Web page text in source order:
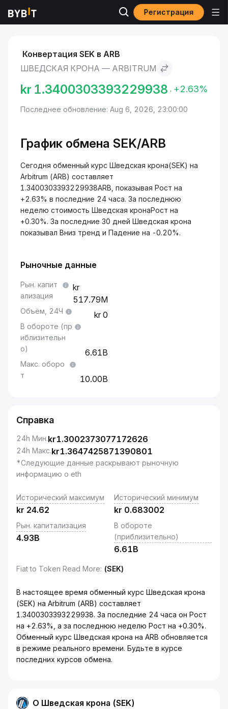
Регистрация
Рынки Шведская крона to Arbitrum
Конвертация SEK в ARB
ШВЕДСКАЯ КРОНА — ARBITRUM
kr 1.3400303393229938 +2.63%
Последнее обновление: Aug 6, 2026, 23:00:00
График обмена SEK/ARB
Сегодня обменный курс Шведская крона(SEK) на
Arbitrum (ARB) составляет
1.3400303393229938ARB, показывая Рост на
+2.63% в последние 24 часа. За последнюю
неделю стоимость Шведская кронаРост на
+0.30%. За последние 30 дней Шведская крона
показывал Вниз тренд и Падение на -0.20%.
Рыночные данные
Рын. капит
ализация
517.79M
Объём, 24Ч 0
В обороте (пр
иблизительн
о)
6.61B
Макс. оборо
т
10.00B
Справка
24h Мин.kr1.3002373077172626
24h Макс.kr1.3647425871390801
*Следующие данные раскрывают рыночную
информацию о eth
Исторический максимум
kr 24.62
Исторический минимум
kr 0.683002
Рын. капитализация
4.93B
В обороте
(приблизительно)
6.61B
Fiat to Token Read More: (SEK)
В настоящее время обменный курс Шведская крона
(SEK) на Arbitrum (ARB) составляет
1.3400303393229938. За последние 24 часа он Рост
на +2.63%, а за последнюю неделю Рост на +0.30%.
Обменный курс Шведская крона на ARB обновляется
в режиме реального времени. Будьте в курсе
последних курсов обмена.
О Шведская крона (SEK)